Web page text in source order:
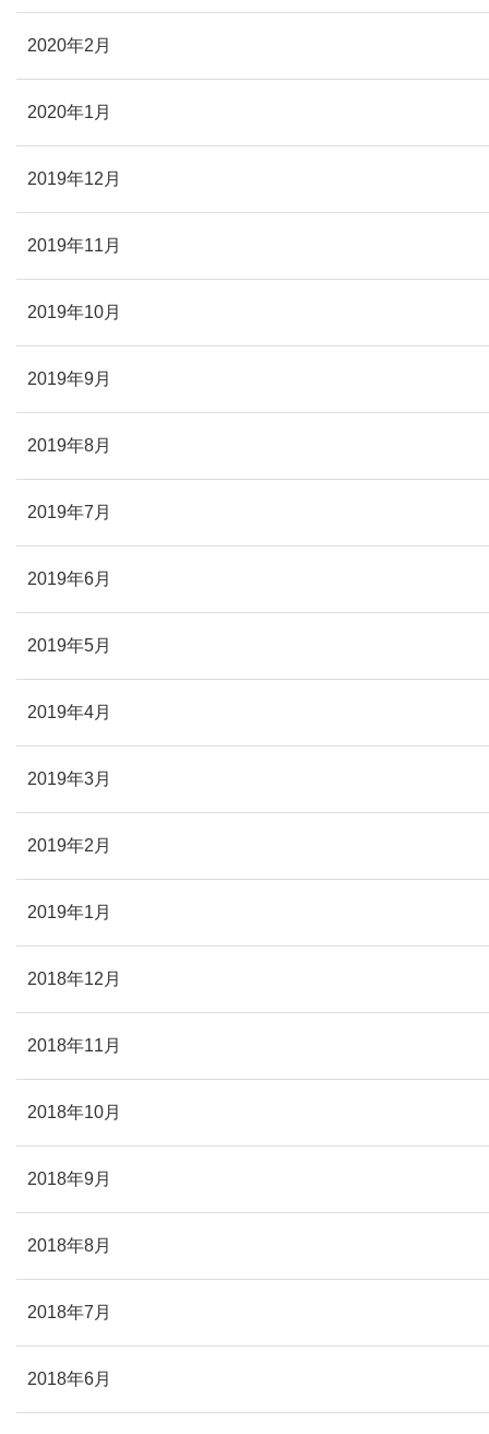
2020年2月
2020年1月
2019年12月
2019年11月
2019年10月
2019年9月
2019年8月
2019年7月
2019年6月
2019年5月
2019年4月
2019年3月
2019年2月
2019年1月
2018年12月
2018年11月
2018年10月
2018年9月
2018年8月
2018年7月
2018年6月